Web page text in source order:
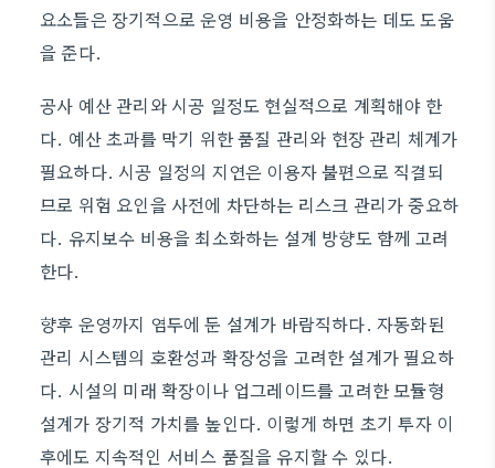
요소들은 장기적으로 운영 비용을 안정화하는 데도 도움
을 준다.
공사 예산 관리와 시공 일정도 현실적으로 계획해야 한
다. 예산 초과를 막기 위한 품질 관리와 현장 관리 체계가
필요하다. 시공 일정의 지연은 이용자 불편으로 직결되
므로 위험 요인을 사전에 차단하는 리스크 관리가 중요하
다. 유지보수 비용을 최소화하는 설계 방향도 함께 고려
한다.
향후 운영까지 염두에 둔 설계가 바람직하다. 자동화된
관리 시스템의 호환성과 확장성을 고려한 설계가 필요하
다. 시설의 미래 확장이나 업그레이드를 고려한 모듈형
설계가 장기적 가치를 높인다. 이렇게 하면 초기 투자 이
후에도 지속적인 서비스 품질을 유지할 수 있다.